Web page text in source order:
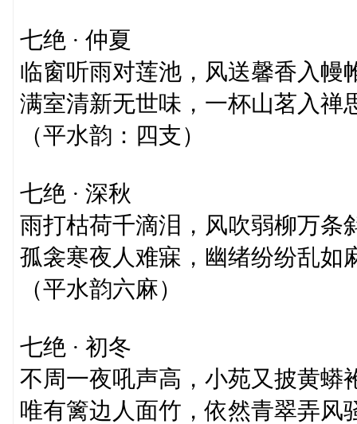
七绝 · 仲夏
临窗听雨对莲池，风送馨香入幔
满室清新无世味，一杯山茗入禅
（平水韵：四支）
七绝 · 深秋
雨打枯荷千滴泪，风吹弱柳万条
孤衾寒夜人难寐，幽绪纷纷乱如
（平水韵六麻）
七绝 · 初冬
不周一夜吼声高，小苑又披黄蟒
唯有篱边人面竹，依然青翠弄风